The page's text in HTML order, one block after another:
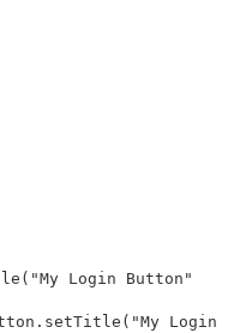
Login Button"
Login